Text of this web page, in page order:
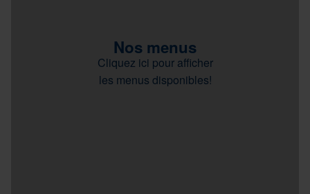
Nos menus
Cliquez ici pour afficher
les menus disponibles!